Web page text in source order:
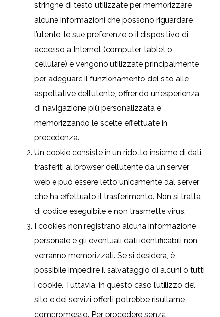
stringhe di testo utilizzate per memorizzare
alcune informazioni che possono riguardare
l’utente, le sue preferenze o il dispositivo di
accesso a Internet (computer, tablet o
cellulare) e vengono utilizzate principalmente
per adeguare il funzionamento del sito alle
aspettative dell’utente, offrendo un’esperienza
di navigazione più personalizzata e
memorizzando le scelte effettuate in
precedenza.
Un cookie consiste in un ridotto insieme di dati
trasferiti al browser dell’utente da un server
web e può essere letto unicamente dal server
che ha effettuato il trasferimento. Non si tratta
di codice eseguibile e non trasmette virus.
I cookies non registrano alcuna informazione
personale e gli eventuali dati identificabili non
verranno memorizzati. Se si desidera, è
possibile impedire il salvataggio di alcuni o tutti
i cookie. Tuttavia, in questo caso l’utilizzo del
sito e dei servizi offerti potrebbe risultarne
compromesso. Per procedere senza